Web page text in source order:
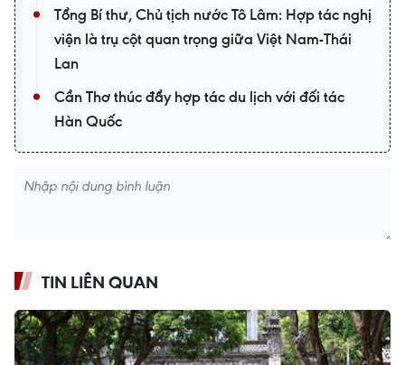
Tổng Bí thư, Chủ tịch nước Tô Lâm: Hợp tác nghị
viện là trụ cột quan trọng giữa Việt Nam-Thái
Lan
Cần Thơ thúc đẩy hợp tác du lịch với đối tác
Hàn Quốc
TIN LIÊN QUAN